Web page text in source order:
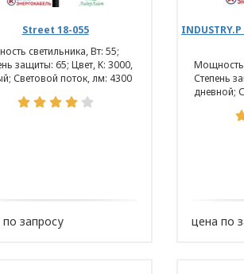
Street 18-055
светильника, Вт: 55;
защиты: 65; Цвет, K: 3000,
Световой поток, лм: 4300
запросу
Мощность
Степень
дневной;
цена по